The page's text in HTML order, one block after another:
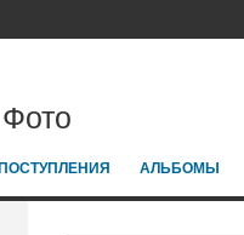
Фото
АЛЬБОМЫ